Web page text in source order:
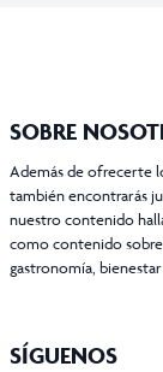
SOBRE
Además de ofrecerte
también encontrarás
nuestro contenido
como contenido sobre
gastronomía,
SÍGUENOS